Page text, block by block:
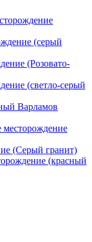
(cерый
(Розовато-
(светло-серый
Варламов
месторождение
(Серый гранит)
(красный